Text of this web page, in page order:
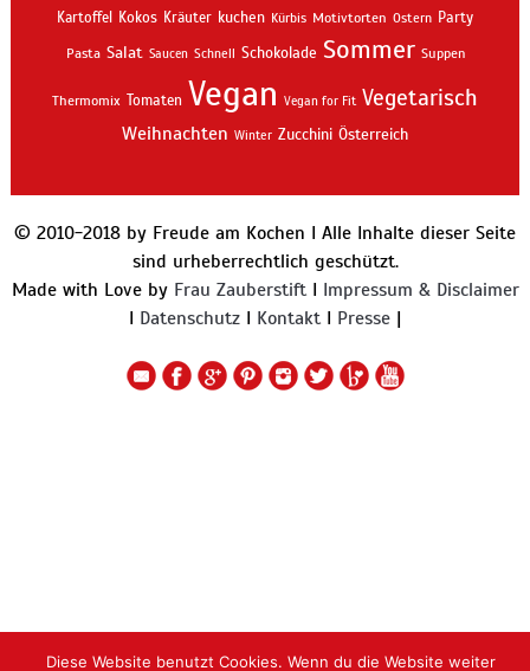
Kartoffel Kokos Kräuter kuchen Kürbis Motivtorten Ostern Party
Pasta Salat Saucen Schnell Schokolade Sommer Suppen
Thermomix Tomaten Vegan Vegan for Fit Vegetarisch
Weihnachten Winter Zucchini Österreich
© 2010-2018 by Freude am Kochen I Alle Inhalte dieser Seite
sind urheberrechtlich geschützt.
Made with Love by Frau ZauberstiftI Impressum & Disclaimer
I Datenschutz I KontaktI Presse |
Diese Website benutzt Cookies. Wenn du die Website weiter